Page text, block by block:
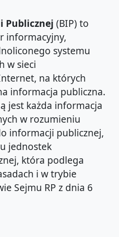
Publicznej (BIP) to
informacyjny,
systemu
w sieci
na których
informacja publiczna.
jest każda informacja
w rozumieniu
informacji publicznej,
jednostek
która podlega
i w trybie
Sejmu RP z dnia 6